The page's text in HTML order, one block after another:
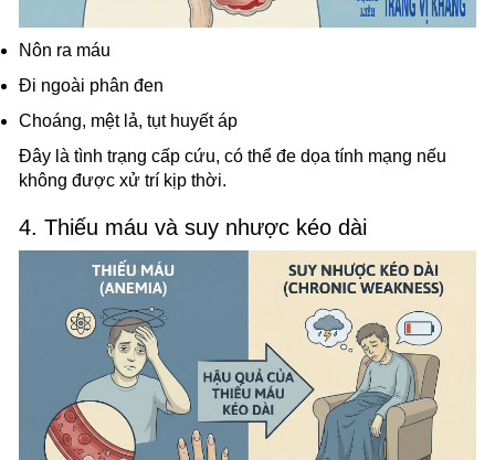
Nôn ra máu
Đi ngoài phân đen
Choáng, mệt lả, tụt huyết áp
Đây là tình trạng cấp cứu, có thể đe dọa tính mạng nếu
không được xử trí kịp thời.
4. Thiếu máu và suy nhược kéo dài